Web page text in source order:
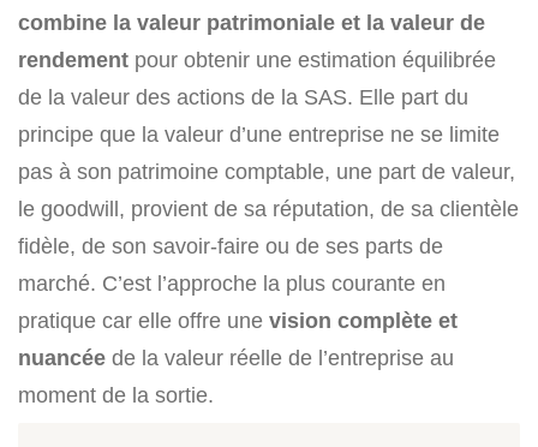
combine la valeur patrimoniale et la valeur de
rendement pour obtenir une estimation équilibrée
de la valeur des actions de la SAS. Elle part du
principe que la valeur d’une entreprise ne se limite
pas à son patrimoine comptable, une part de valeur,
le goodwill, provient de sa réputation, de sa clientèle
fidèle, de son savoir-faire ou de ses parts de
marché. C’est l’approche la plus courante en
pratique car elle offre une vision complète et
nuancée de la valeur réelle de l’entreprise au
moment de la sortie.